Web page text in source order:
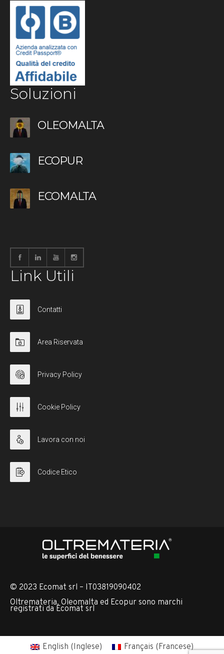
Soluzioni
OLEOMALTA
ECOPUR
ECOMALTA
Link Utili
Contatti
Area Riservata
Privacy Policy
Cookie Policy
Lavora con noi
Codice Etico
© 2023 Ecomat srl – IT03819090402
Oltremateria, Oleomalta ed Ecopur sono marchi
registrati da Ecomat srl
English (Inglese) Français (Francese)